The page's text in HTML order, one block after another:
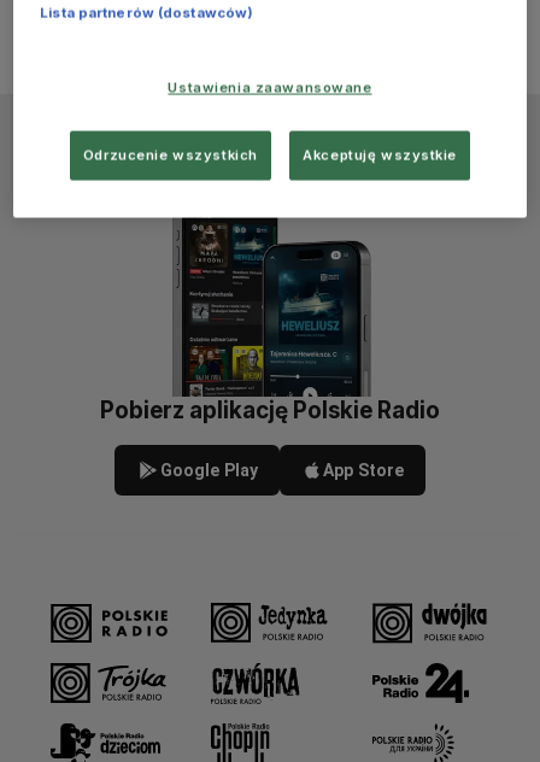
Pobierz aplikację Polskie Radio
Google Play App Store
Lista partnerów (dostawców)
Ustawienia zaawansowane
Odrzucenie wszystkich Akceptuję wszystkie